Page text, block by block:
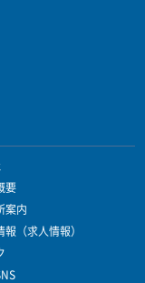
要
案内
報（求人情報）